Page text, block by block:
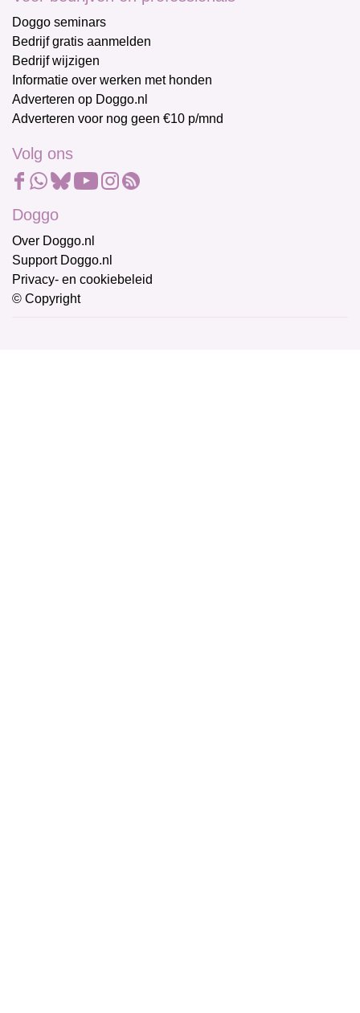
Doggo seminars
Bedrijf gratis aanmelden
Bedrijf wijzigen
Informatie over werken met honden
Adverteren op Doggo.nl
Adverteren voor nog geen €10 p/mnd
Volg ons
Doggo
Over Doggo.nl
Support Doggo.nl
Privacy- en cookiebeleid
© Copyright